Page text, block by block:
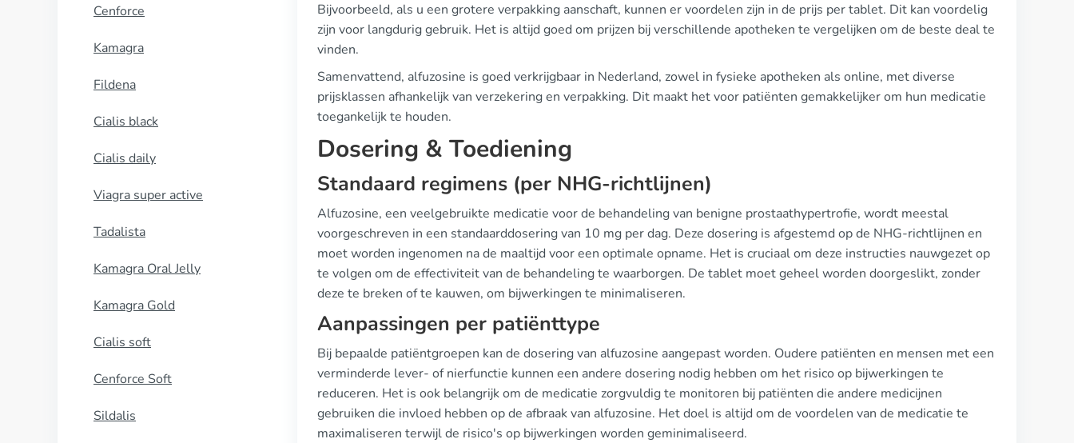
Cenforce
Kamagra
Fildena
Cialis black
Cialis daily
Viagra super active
Tadalista
Kamagra Oral Jelly
Kamagra Gold
Cialis soft
Cenforce Soft
Sildalis
Bijvoorbeeld, als u een grotere verpakking aanschaft, kunnen er voordelen zijn in de prijs per tablet. Dit kan voordelig
zijn voor langdurig gebruik. Het is altijd goed om prijzen bij verschillende apotheken te vergelijken om de beste deal te
vinden.
Samenvattend, alfuzosine is goed verkrijgbaar in Nederland, zowel in fysieke apotheken als online, met diverse
prijsklassen afhankelijk van verzekering en verpakking. Dit maakt het voor patiënten gemakkelijker om hun medicatie
toegankelijk te houden.
Dosering & Toediening
Standaard regimens (per NHG-richtlijnen)
Alfuzosine, een veelgebruikte medicatie voor de behandeling van benigne prostaathypertrofie, wordt meestal
voorgeschreven in een standaarddosering van 10 mg per dag. Deze dosering is afgestemd op de NHG-richtlijnen en
moet worden ingenomen na de maaltijd voor een optimale opname. Het is cruciaal om deze instructies nauwgezet op
te volgen om de effectiviteit van de behandeling te waarborgen. De tablet moet geheel worden doorgeslikt, zonder
deze te breken of te kauwen, om bijwerkingen te minimaliseren.
Aanpassingen per patiënttype
Bij bepaalde patiëntgroepen kan de dosering van alfuzosine aangepast worden. Oudere patiënten en mensen met een
verminderde lever- of nierfunctie kunnen een andere dosering nodig hebben om het risico op bijwerkingen te
reduceren. Het is ook belangrijk om de medicatie zorgvuldig te monitoren bij patiënten die andere medicijnen
gebruiken die invloed hebben op de afbraak van alfuzosine. Het doel is altijd om de voordelen van de medicatie te
maximaliseren terwijl de risico's op bijwerkingen worden geminimaliseerd.